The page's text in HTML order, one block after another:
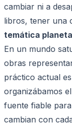
cambiar ni a
libros, tener una
temática planeta
En un mundo
obras
práctico actual
organizábamos
fuente fiable
cambian con